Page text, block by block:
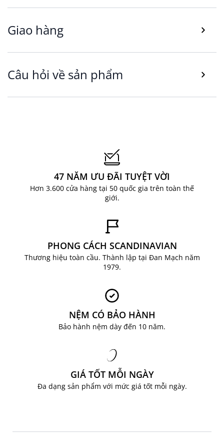
Xịt thơm phòng FERGUS hương hoa dịu mát.
Quy cách và kích thước: dung tích 200 ml; đường
kính 5 cm, cao 17 cm cho thiết kế cầm nắm vừa
vặn và dễ cất giữ ở nhiều vị trí.
Công năng: sử dụng để làm mới phòng mỗi khi
trước khi tiếp khách; có thể dùng để làm phụ
kiện cho buổi tối thư giãn.
Chú ý: có thể gây dị ứng nên cần lưu ý khi sử
dụng.òn, cổ điển, lớp thủy tinh bao quanh giúp
An toàn và bảo quản: luôn để xa vật dễ cháy và
theo dõi khi đốt; giữ ngoài tầm với trẻ em và thú
nuôi, lau nhẹ bằng khăn mềm; để nguội trước
khi di chuyển; tránh để nước hoặc chất lỏng vào
Hoàn thiện không gian ngôi nhà với đầy đủ công
năng, tiện nghi và thẩm mỹ cùng những sản
phẩm đa năng tiện dụng, trong đó Xịt thơm
phòng FERGUS là sản phẩm của JYSK – Chuỗi
trí, chăn ga gối đệm chất lượng cho bạn thoải
Giao hàng
Câu hỏi về sản phẩm
47 NĂM ƯU ĐÃI TUYỆT VỜI
Hơn 3.600 cửa hàng tại 50 quốc gia trên toàn thế
giới.
PHONG CÁCH SCANDINAVIAN
Thương hiệu toàn cầu. Thành lập tại Đan Mạch năm
1979.
NỆM CÓ BẢO HÀNH
Bảo hành nệm dày đến 10 năm.
GIÁ TỐT MỖI NGÀY
Đa dạng sản phẩm với mức giá tốt mỗi ngày.